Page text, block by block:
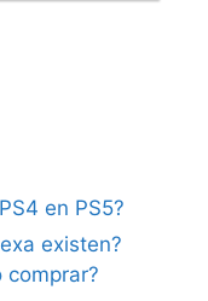
en PS5?
existen?
comprar?